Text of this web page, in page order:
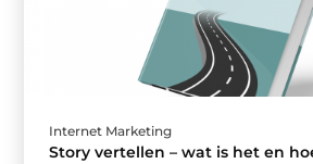
Internet Marketing
Story vertellen – wat is het en